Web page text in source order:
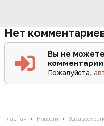
Нет
Вы не
комментарии
Пожалуйста,
Главная • Новости •